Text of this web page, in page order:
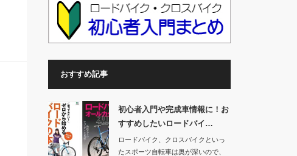
おすすめ記事
初心者入門や完成車情報に！お
すすめしたいロードバイ…
ロードバイク、クロスバイクといっ
たスポーツ自転車は奥が深いので、